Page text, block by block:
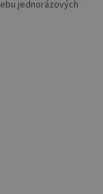
jednorázových